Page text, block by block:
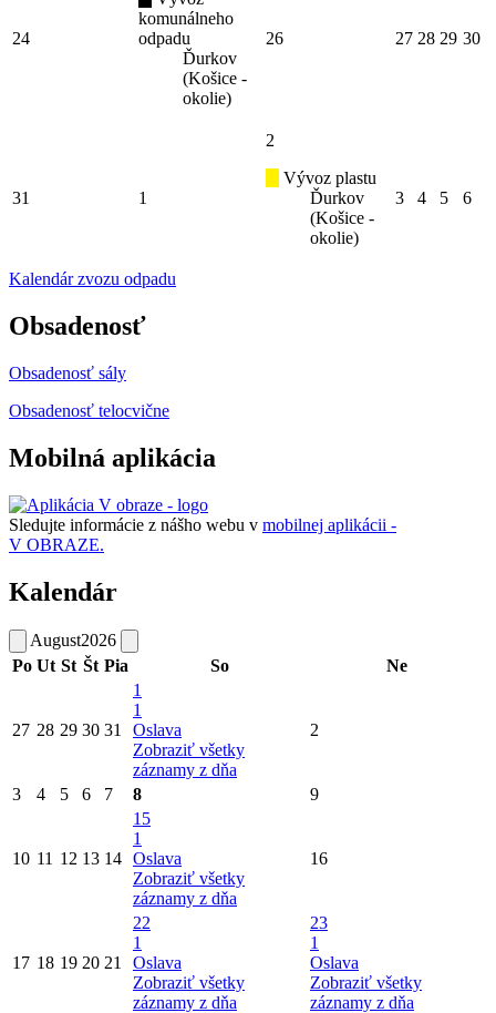
24
komunálneho
odpadu
Ďurkov
(Košice -
okolie)
26 27 28 29 30
31 1
2
Vývoz plastu
Ďurkov
(Košice -
okolie)
3 4 5 6
Kalendár zvozu odpadu
Obsadenosť
Obsadenosť sály
Obsadenosť telocvične
Mobilná aplikácia
Sledujte informácie z nášho webu v mobilnej aplikácii -
V OBRAZE.
Kalendár
August2026
Po Ut St Št Pia So Ne
27 28 29 30 31
1
1
Oslava
Zobraziť všetky
záznamy z dňa
2
3 4 5 6 7 8 9
10 11 12 13 14
15
1
Oslava
Zobraziť všetky
záznamy z dňa
16
17 18 19 20 21
22
1
Oslava
Zobraziť všetky
záznamy z dňa
23
1
Oslava
Zobraziť všetky
záznamy z dňa